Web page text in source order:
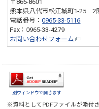
〒866-8601
熊本県八代市松江城町1-25 2
電話番号：0965-33-5116
Fax：0965-33-4279
お問い合わせフォーム
別ウィンドウで開きます
※資料としてPDFファイルが添付